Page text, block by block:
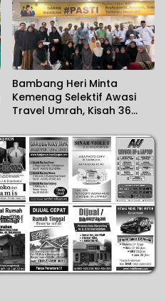
Bambang Heri Minta
Kemenag Selektif Awasi
Travel Umrah, Kisah 36
Jeddah Mengundang Haru